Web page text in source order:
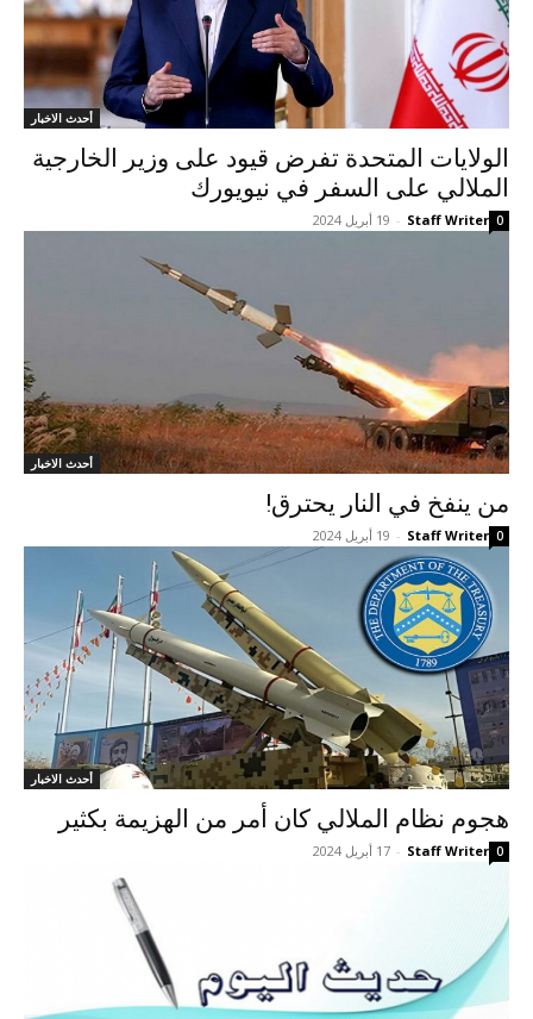
أحدث الاخبار
الولایات المتحدة تفرض قیود علی وزير الخارجية
الملالي على السفر في نيويورك
Staff Writer
- 19 أبريل 2024 0
أحدث الاخبار
من ينفخ في النار يحترق!
Staff Writer
- 19 أبريل 2024 0
أحدث الاخبار
هجوم نظام الملالي کان أمر من الهزيمة بکثير
Staff Writer
- 17 أبريل 2024 0